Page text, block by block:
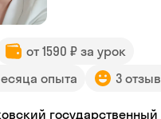
от 1590 ₽ за урок
опыта
3
государственный